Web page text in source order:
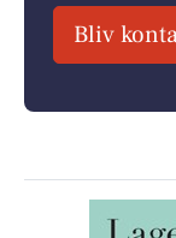
Bliv